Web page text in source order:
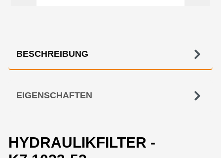
BESCHREIBUNG
EIGENSCHAFTEN
HYDRAULIKFILTER -